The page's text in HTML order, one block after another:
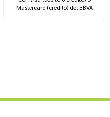
Mastercard (credito) del BBVA